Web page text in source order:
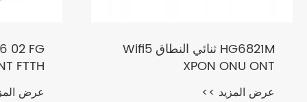
HG6821M ثنائي النطاق Wifi5
XPON ONU ONT
عرض المزيد >>
FTTH
عرض